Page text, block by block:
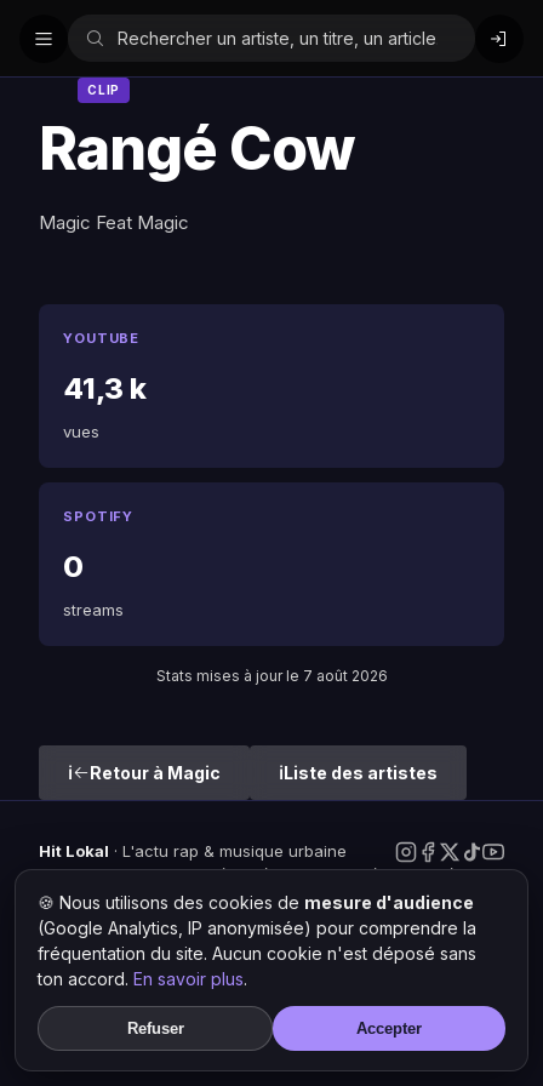
CLIP
Rangé Cow
Magic Feat Magic
YOUTUBE
41,3 k
vues
SPOTIFY
0
streams
Stats mises à jour le 7 août 2026
Retour à Magic Liste des artistes
Hit Lokal · L'actu rap & musique urbaine
© 2026 — Tous droits réservés ·Mentions légales·Gérer les
cookies
🍪 Nous utilisons des cookies de mesure d'audience
(Google Analytics, IP anonymisée) pour comprendre la
fréquentation du site. Aucun cookie n'est déposé sans
ton accord. En savoir plus.
Refuser Accepter